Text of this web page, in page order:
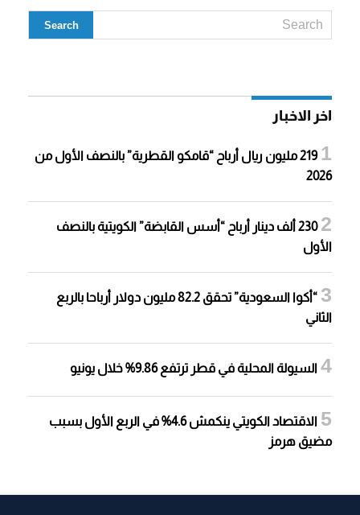
اخر الاخبار
219 مليون ريال أرباح “قامكو القطرية” بالنصف الأول من
2026
230 ألف دينار أرباح “أسس القابضة” الكويتية بالنصف
الأول
“أكوا السعودية” تحقق 82.2 مليون دولار أرباحا بالربع
الثاني
السيولة المحلية في قطر ترتفع 9.86% خلال يونيو
الاقتصاد الكويتي ينكمش 4.6% في الربع الأول بسبب
مضيق هرمز